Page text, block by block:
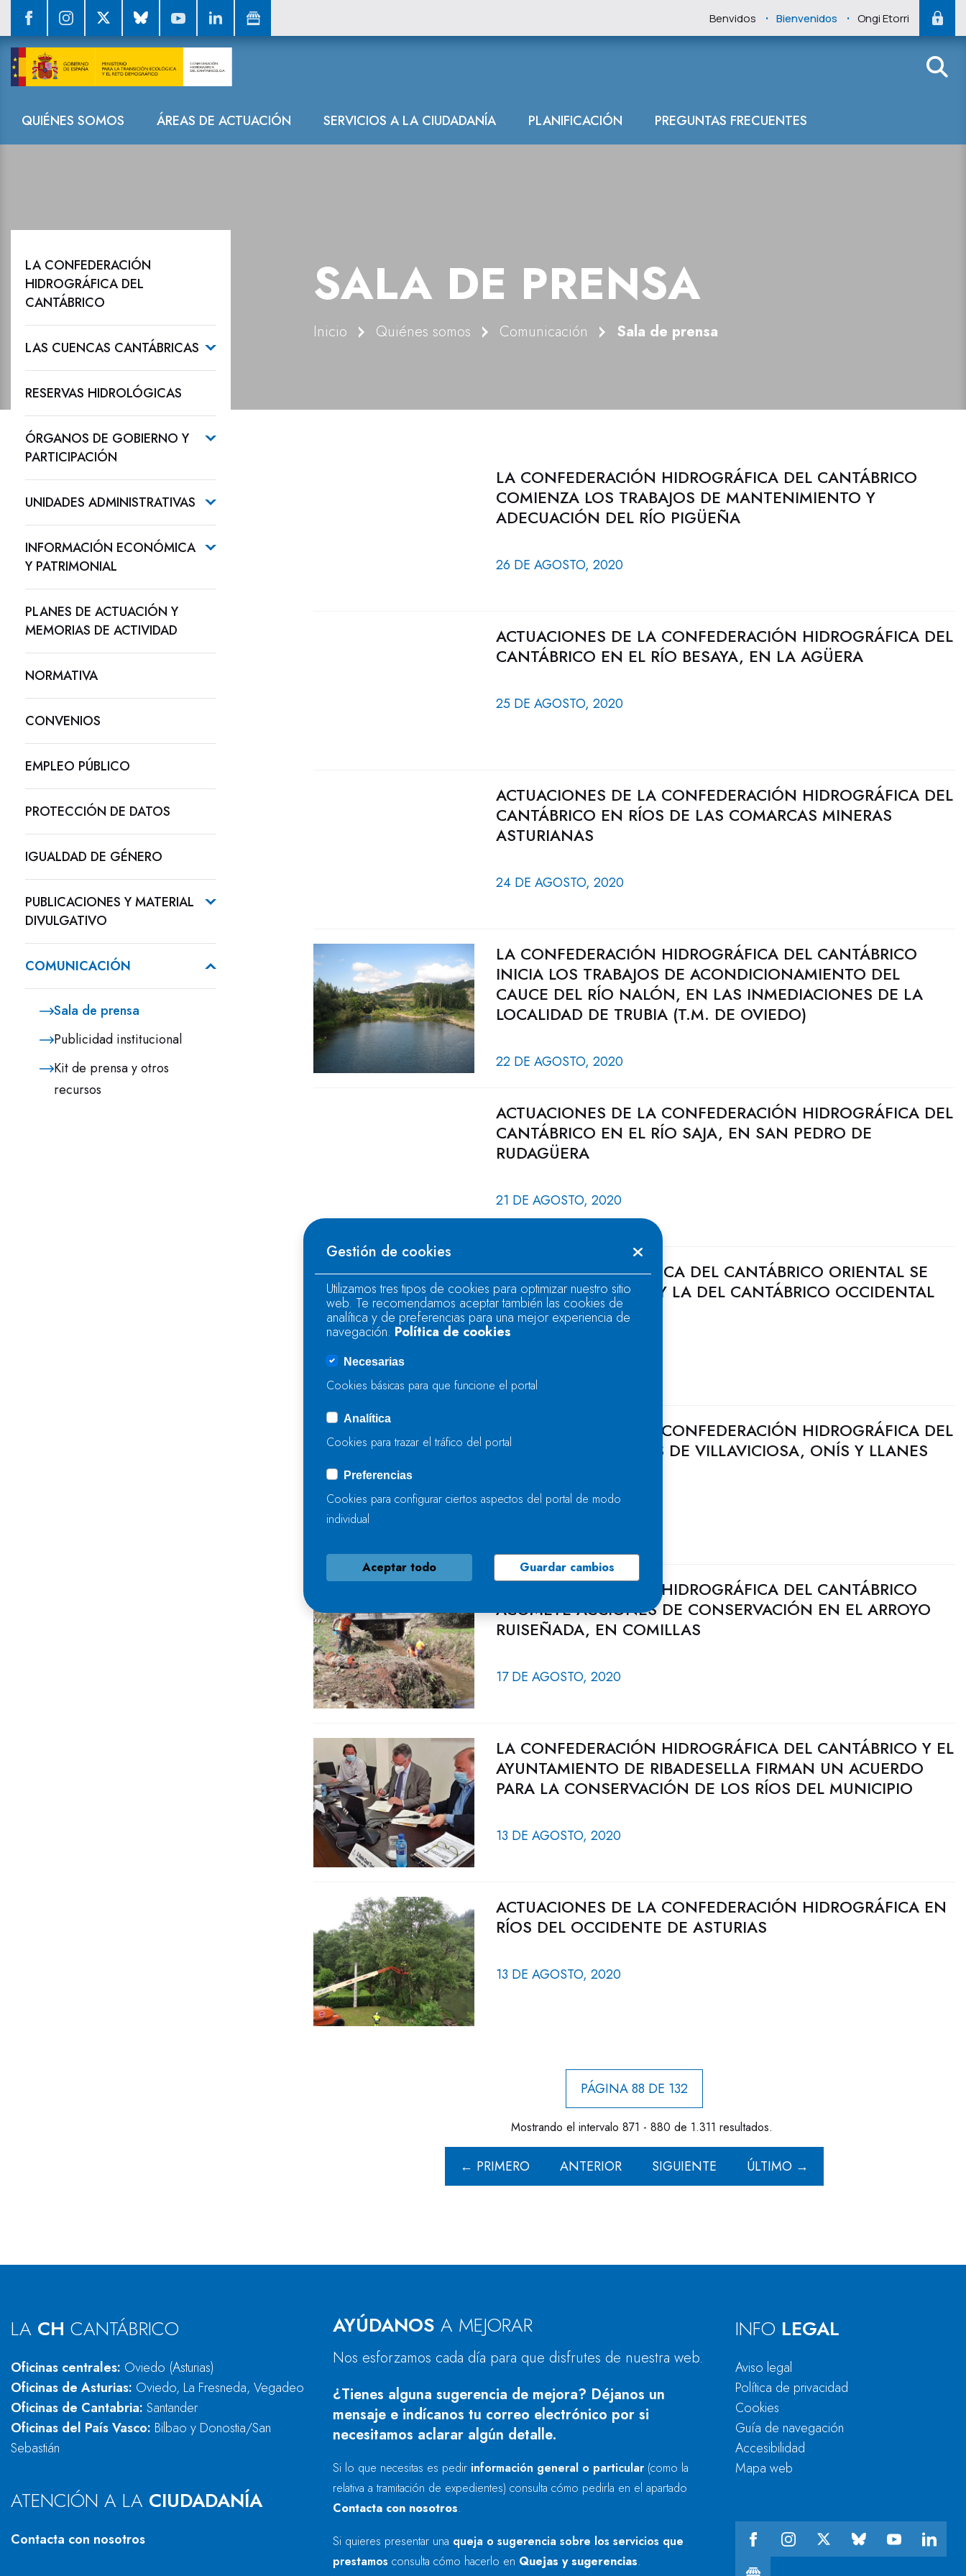
Benvidos . Bienvenidos . Ongi Etorri
Navegación
QUIÉNES SOMOS ÁREAS DE ACTUACIÓN SERVICIOS A LA CIUDADANÍA PLANIFICACIÓN PREGUNTAS FRECUENTES
Sala de prensa
SALA DE PRENSA
Inicio Quiénes somos Comunicación Sala de prensa
LA CONFEDERACIÓN
HIDROGRÁFICA DEL
CANTÁBRICO
LAS CUENCAS CANTÁBRICAS
RESERVAS HIDROLÓGICAS
ÓRGANOS DE GOBIERNO Y
PARTICIPACIÓN
UNIDADES ADMINISTRATIVAS
INFORMACIÓN ECONÓMICA
Y PATRIMONIAL
PLANES DE ACTUACIÓN Y
MEMORIAS DE ACTIVIDAD
NORMATIVA
CONVENIOS
EMPLEO PÚBLICO
PROTECCIÓN DE DATOS
IGUALDAD DE GÉNERO
PUBLICACIONES Y MATERIAL
DIVULGATIVO
COMUNICACIÓN
Sala de prensa
Publicidad institucional
Kit de prensa y otros
recursos
LA CONFEDERACIÓN HIDROGRÁFICA DEL CANTÁBRICO
COMIENZA LOS TRABAJOS DE MANTENIMIENTO Y
ADECUACIÓN DEL RÍO PIGÜEÑA
26 DE AGOSTO, 2020
ACTUACIONES DE LA CONFEDERACIÓN HIDROGRÁFICA DEL
CANTÁBRICO EN EL RÍO BESAYA, EN LA AGÜERA
25 DE AGOSTO, 2020
ACTUACIONES DE LA CONFEDERACIÓN HIDROGRÁFICA DEL
CANTÁBRICO EN RÍOS DE LAS COMARCAS MINERAS
ASTURIANAS
24 DE AGOSTO, 2020
LA CONFEDERACIÓN HIDROGRÁFICA DEL CANTÁBRICO
INICIA LOS TRABAJOS DE ACONDICIONAMIENTO DEL
CAUCE DEL RÍO NALÓN, EN LAS INMEDIACIONES DE LA
LOCALIDAD DE TRUBIA (T.M. DE OVIEDO)
22 DE AGOSTO, 2020
ACTUACIONES DE LA CONFEDERACIÓN HIDROGRÁFICA DEL
CANTÁBRICO EN EL RÍO SAJA, EN SAN PEDRO DE
RUDAGÜERA
21 DE AGOSTO, 2020
LA RESERVA HIDRÁULICA DEL CANTÁBRICO ORIENTAL SE
ENCUENTRA AL 74% Y LA DEL CANTÁBRICO OCCIDENTAL
AL 77,6%
ACTUACIONES DE LA CONFEDERACIÓN HIDROGRÁFICA DEL
CANTÁBRICO EN RÍOS DE VILLAVICIOSA, ONÍS Y LLANES
18 DE AGOSTO, 2020
LA CONFEDERACIÓN HIDROGRÁFICA DEL CANTÁBRICO
ACOMETE ACCIONES DE CONSERVACIÓN EN EL ARROYO
RUISEÑADA, EN COMILLAS
17 DE AGOSTO, 2020
LA CONFEDERACIÓN HIDROGRÁFICA DEL CANTÁBRICO Y EL
AYUNTAMIENTO DE RIBADESELLA FIRMAN UN ACUERDO
PARA LA CONSERVACIÓN DE LOS RÍOS DEL MUNICIPIO
13 DE AGOSTO, 2020
ACTUACIONES DE LA CONFEDERACIÓN HIDROGRÁFICA EN
RÍOS DEL OCCIDENTE DE ASTURIAS
13 DE AGOSTO, 2020
PÁGINA 88 DE 132
Mostrando el intervalo 871 - 880 de 1.311 resultados.
← PRIMERO ANTERIOR SIGUIENTE ÚLTIMO →
LA CH CANTÁBRICO
Oficinas centrales: Oviedo (Asturias)
Oficinas de Asturias: Oviedo, La Fresneda, Vegadeo
Oficinas de Cantabria: Santander
Oficinas del País Vasco: Bilbao y Donostia/San
Sebastián
ATENCIÓN A LA CIUDADANÍA
Contacta con nosotros
AYÚDANOS A MEJORAR
Nos esforzamos cada día para que disfrutes de nuestra web.
¿Tienes alguna sugerencia de mejora? Déjanos un
mensaje e indícanos tu correo electrónico por si
necesitamos aclarar algún detalle.
Si lo que necesitas es pedir información general o particular (como la
relativa a tramitación de expedientes) consulta cómo pedirla en el apartado
Contacta con nosotros.
Si quieres presentar una queja o sugerencia sobre los servicios que
prestamos consulta cómo hacerlo en Quejas y sugerencias.
INFO LEGAL
Aviso legal
Política de privacidad
Cookies
Guía de navegación
Accesibilidad
Mapa web
Gestión de cookies
Utilizamos tres tipos de cookies para optimizar nuestro sitio
web. Te recomendamos aceptar también las cookies de
analítica y de preferencias para una mejor experiencia de
navegación. Política de cookies
Necesarias
Cookies básicas para que funcione el portal
Analítica
Cookies para trazar el tráfico del portal
Preferencias
Cookies para configurar ciertos aspectos del portal de modo
individual
Aceptar todo Guardar cambios